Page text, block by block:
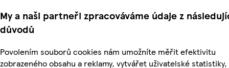
My a naši partneři zpracováváme údaje z
důvodů
Povolením souborů cookies nám umožníte měřit efektivitu
zobrazeného obsahu a reklamy, vytvářet uživatelské statistiky,